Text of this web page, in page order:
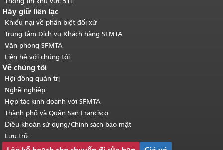
Hãy giữ liên lạc
Khiếu nại về phân biệt đối xử
Trung tâm Dịch vụ Khách hàng SFMTA
Văn phòng SFMTA
Liên hệ với chúng tôi
Về chúng tôi
Hội đồng quản trị
Nghề nghiệp
Hợp tác kinh doanh với SFMTA
Thành phố và Quận San Francisco
Điều khoản sử dụng/Chính sách bảo mật
Lưu trữ